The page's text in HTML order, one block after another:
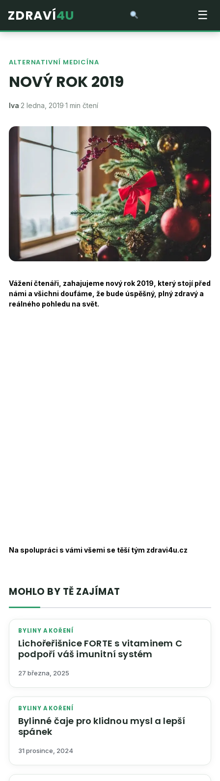
ZDRAVÍ4U ☰
ALTERNATIVNÍ MEDICÍNA
NOVÝ ROK 2019
Iva·2 ledna, 2019·1 min čtení
Vážení čtenáři, zahajujeme nový rok 2019, který stojí před
námi a všichni doufáme, že bude úspěšný, plný zdravý a
reálného pohledu na svět.
Na spolupráci s vámi všemi se těší tým zdravi4u.cz
MOHLO BY TĚ ZAJÍMAT
BYLINY A KOŘENÍ
Lichořeřišnice FORTE s vitaminem C
podpoří váš imunitní systém
27 března, 2025
BYLINY A KOŘENÍ
Bylinné čaje pro klidnou mysl a lepší
spánek
31 prosince, 2024